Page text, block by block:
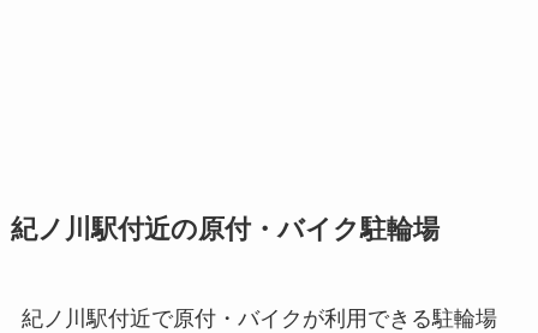
紀ノ川駅付近の原付・バイク駐輪場
紀ノ川駅付近で原付・バイクが利用できる駐輪場